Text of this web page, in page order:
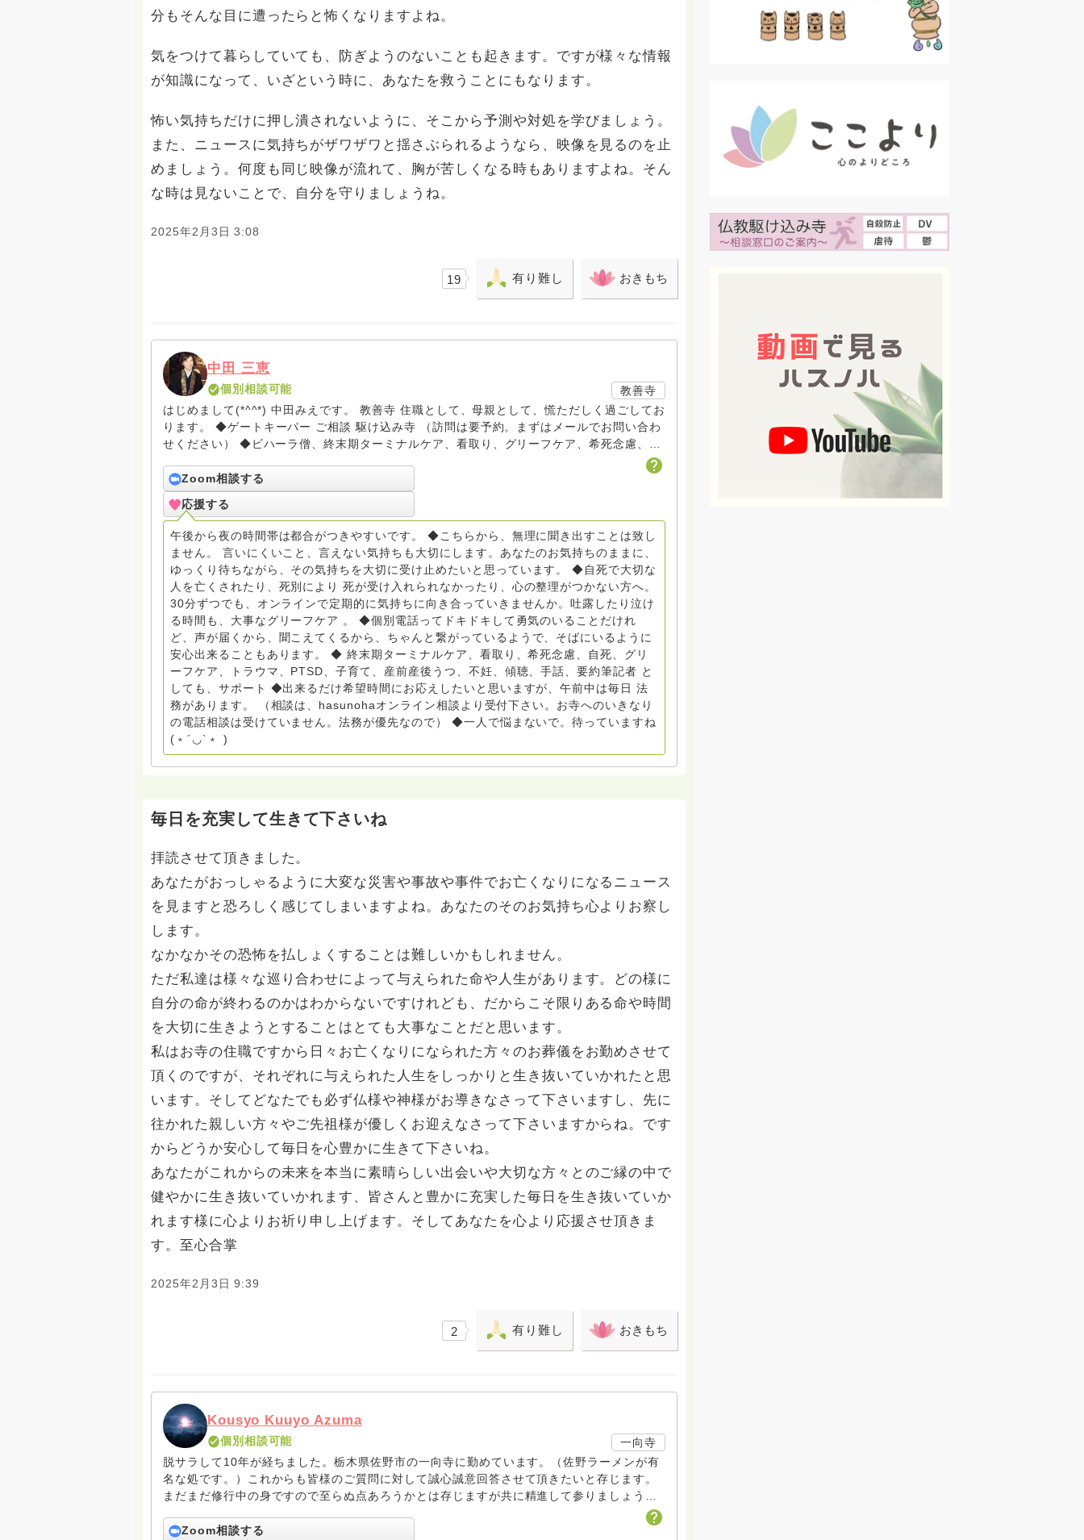
分もそんな目に遭ったらと怖くなりますよね。
気をつけて暮らしていても、防ぎようのないことも起きます。ですが様々な情報
が知識になって、いざという時に、あなたを救うことにもなります。
怖い気持ちだけに押し潰されないように、そこから予測や対処を学びましょう。
また、ニュースに気持ちがザワザワと揺さぶられるようなら、映像を見るのを止
めましょう。何度も同じ映像が流れて、胸が苦しくなる時もありますよね。そん
な時は見ないことで、自分を守りましょうね。
2025年2月3日 3:08
19 有り難し おきもち
中田 三恵
個別相談可能
教善寺
はじめまして(*^^*) 中田みえです。 教善寺 住職として、母親として、慌ただしく過ごしてお
ります。 ◆ゲートキーパー ご相談 駆け込み寺 （訪問は要予約。まずはメールでお問い合わ
せください） ◆ビハーラ僧、終末期ターミナルケア、看取り、グリーフケア、希死念慮、自
死、産前産後うつ、育児、DV、デートDV、トラウマ、PTSD、傾聴トレーナー、手話、要約
筆記、行政相談員、女性支援員、小学校 中学校支援員としても、ケアサポートをしていま
す。 ◆一般社団法人『グリーフケアともしび』理事長 【ともしび遺族会】運営 毎月 第１
金・昼夜2回開催（大阪駅前第3ビル） 14：00〜，18：00〜 お問い合わせ申込⬇️こちらから
griefcare.tomoshibi@icloud.com ＊この活動は皆さまのご支援により支えられておりま
す。ご協力をよろしくお願いします。 ゆうちょ銀行 口座番号 普通408-6452769 一般社団
法人グリーフケアともしび ◆『ビハーラサロン おしゃべりカフェひだまり』 ビハーラ和歌
山代表 居場所運営 問い合わせ申込⬇️こちらから griefcare.tomoshibi@icloud.com ◆GEは
しもとサピュイエ 所属 （Gender Equity 誰もが自分らしく生きることができる社会をめざ
して）DV・女性支援 ◆認定NPO京都自死自殺相談センターSotto 元グリーフサポート委員長
（2018〜2024） ◆保育士.幼稚園教諭.小学校教諭. レクリエーションインストラクター.中学
校DV授業 10年間 保育 教育の現場で 総主任として勤めた経験も生かしつつ、お話できるこ
とがあれば 幸いです。 いつも あなたとともに。南無阿弥陀仏 ここでは、宗旨を問いませ
ん。 まずは、ひとりで抱え込まないで。 来寺お問い合わせは⬇️こちらから
miehimeyo@gmail.com ※時間を割いて、あなたに向き合っています。 ですので、過去の質
問へのお返事がない方には、応えていません。お礼回答がある方を優先しています。 懇志応
援も宜しくお願いします。 ※個別相談は、hasunohaオンライン相談より受け付けていま
す。お寺への いきなりの電話相談は受け付けておりません。また夜中や早朝の電話もご遠慮
ください。 法務を優先させてください。
Zoom相談する
応援する
午後から夜の時間帯は都合がつきやすいです。 ◆こちらから、無理に聞き出すことは致し
ません。 言いにくいこと、言えない気持ちも大切にします。あなたのお気持ちのままに、
ゆっくり待ちながら、その気持ちを大切に受け止めたいと思っています。 ◆自死で大切な
人を亡くされたり、死別により 死が受け入れられなかったり、心の整理がつかない方へ。
30分ずつでも、オンラインで定期的に気持ちに向き合っていきませんか。吐露したり泣け
る時間も、大事なグリーフケア 。 ◆個別電話ってドキドキして勇気のいることだけれ
ど、声が届くから、聞こえてくるから、ちゃんと繋がっているようで、そばにいるように
安心出来ることもあります。 ◆ 終末期ターミナルケア、看取り、希死念慮、自死、グリ
ーフケア、トラウマ、PTSD、子育て、産前産後うつ、不妊、傾聴、手話、要約筆記者 と
しても、サポート ◆出来るだけ希望時間にお応えしたいと思いますが、午前中は毎日 法
務があります。 （相談は、hasunohaオンライン相談より受付下さい。お寺へのいきなり
の電話相談は受けていません。法務が優先なので） ◆一人で悩まないで。待っていますね
(﹡´◡`﹡ )
毎日を充実して生きて下さいね
拝読させて頂きました。
あなたがおっしゃるように大変な災害や事故や事件でお亡くなりになるニュース
を見ますと恐ろしく感じてしまいますよね。あなたのそのお気持ち心よりお察し
します。
なかなかその恐怖を払しょくすることは難しいかもしれません。
ただ私達は様々な巡り合わせによって与えられた命や人生があります。どの様に
自分の命が終わるのかはわからないですけれども、だからこそ限りある命や時間
を大切に生きようとすることはとても大事なことだと思います。
私はお寺の住職ですから日々お亡くなりになられた方々のお葬儀をお勤めさせて
頂くのですが、それぞれに与えられた人生をしっかりと生き抜いていかれたと思
います。そしてどなたでも必ず仏様や神様がお導きなさって下さいますし、先に
往かれた親しい方々やご先祖様が優しくお迎えなさって下さいますからね。です
からどうか安心して毎日を心豊かに生きて下さいね。
あなたがこれからの未来を本当に素晴らしい出会いや大切な方々とのご縁の中で
健やかに生き抜いていかれます、皆さんと豊かに充実した毎日を生き抜いていか
れます様に心よりお祈り申し上げます。そしてあなたを心より応援させ頂きま
す。至心合掌
2025年2月3日 9:39
2 有り難し おきもち
Kousyo Kuuyo Azuma
個別相談可能
一向寺
脱サラして10年が経ちました。栃木県佐野市の一向寺に勤めています。（佐野ラーメンが有
名な処です。）これからも皆様のご質問に対して誠心誠意回答させて頂きたいと存じます。
まだまだ修行中の身ですので至らぬ点あろうかとは存じますが共に精進して参りましょう
Zoom相談する